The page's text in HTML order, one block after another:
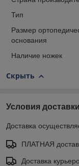
Тип
Размер
основания
Наличие ножек
Скрыть
Условия доставки
Доставка
ПЛАТНАЯ
Доставка